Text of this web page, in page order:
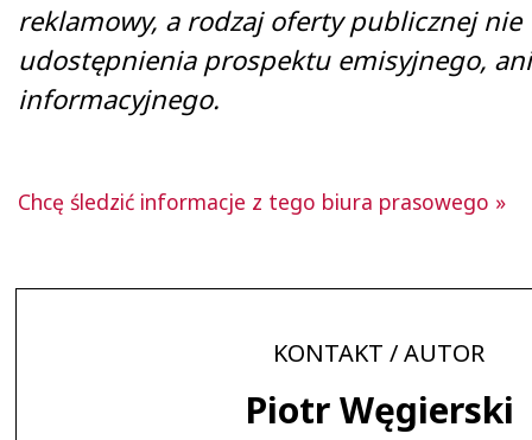
reklamowy, a rodzaj oferty publicznej nie
udostępnienia prospektu emisyjnego,
informacyjnego.
Chcę śledzić informacje z tego biura prasowego »
KONTAKT / AUTOR
Piotr Węgierski